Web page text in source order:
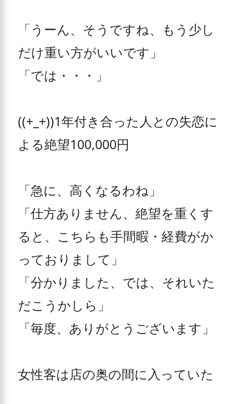
「うーん、そうですね、もう少し
だけ重い方がいいです」
「では・・・」
((+_+))1年付き合った人との失恋に
よる絶望100,000円
「急に、高くなるわね」
「仕方ありません、絶望を重くす
ると、こちらも手間暇・経費がか
っておりまして」
「分かりました、では、それいた
だこうかしら」
「毎度、ありがとうございます」
女性客は店の奥の間に入っていた